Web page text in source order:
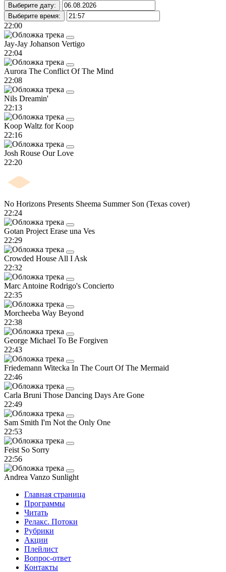
Выберите дату:
Выберите время:
22:00
Jay-Jay Johanson Vertigo
22:04
Aurora The Conflict Of The Mind
22:08
Nils Dreamin'
22:13
Koop Waltz for Koop
22:16
Josh Rouse Our Love
22:20
No Horizons Presents Sheema Summer Son (Texas cover)
22:24
Gotan Project Erase una Ves
22:29
Crowded House All I Ask
22:32
Marc Antoine Rodrigo's Concierto
22:35
Morcheeba Way Beyond
22:38
George Michael To Be Forgiven
22:43
Friedemann Witecka In The Court Of The Mermaid
22:46
Carla Bruni Those Dancing Days Are Gone
22:49
Sam Smith I'm Not the Only One
22:53
Feist So Sorry
22:56
Andrea Vanzo Sunlight
Главная страница
Программы
Читать
Релакс. Потоки
Рубрики
Акции
Плейлист
Вопрос-ответ
Контакты